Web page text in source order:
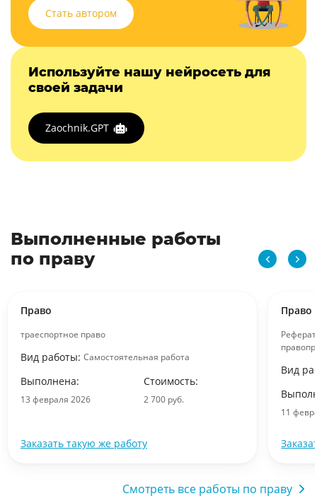
Стать автором
Используйте нашу нейросеть для
своей задачи
Zaochnik.GPT
Выполненные работы
по праву
Право
траеспортное право
Вид работы: Самостоятельная работа
Выполнена:
13 февраля 2026
Стоимость:
2 700 руб.
Заказать такую же работу
Право
Вид
11
Смотреть все работы по праву